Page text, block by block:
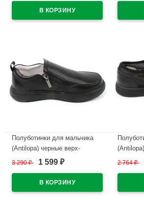
арт.AL 11380
кожа
7400
Полуботинки для мальчика
(Antilopa) черные верх-
натуральная кожа подкладка-
37 арт.AL 7282
3 290₽ 1 599 ₽
7082
2 764₽